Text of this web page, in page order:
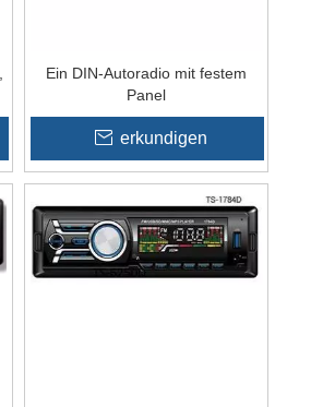
Ein DIN-Autoradio mit festem
Panel
erkundigen